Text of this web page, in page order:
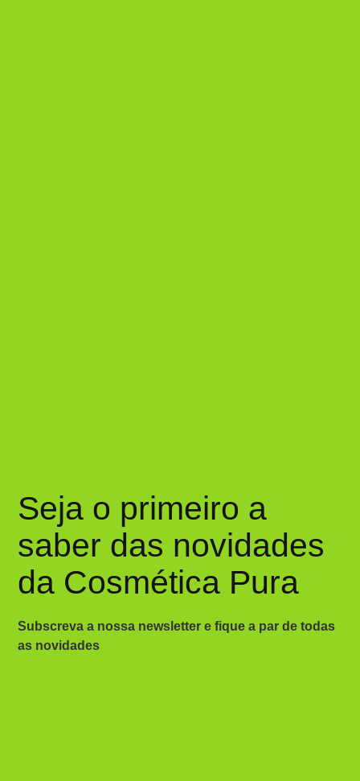
Seja o primeiro a
saber das novidades
da Cosmética Pura
Subscreva a nossa newsletter e fique a par de todas
as novidades